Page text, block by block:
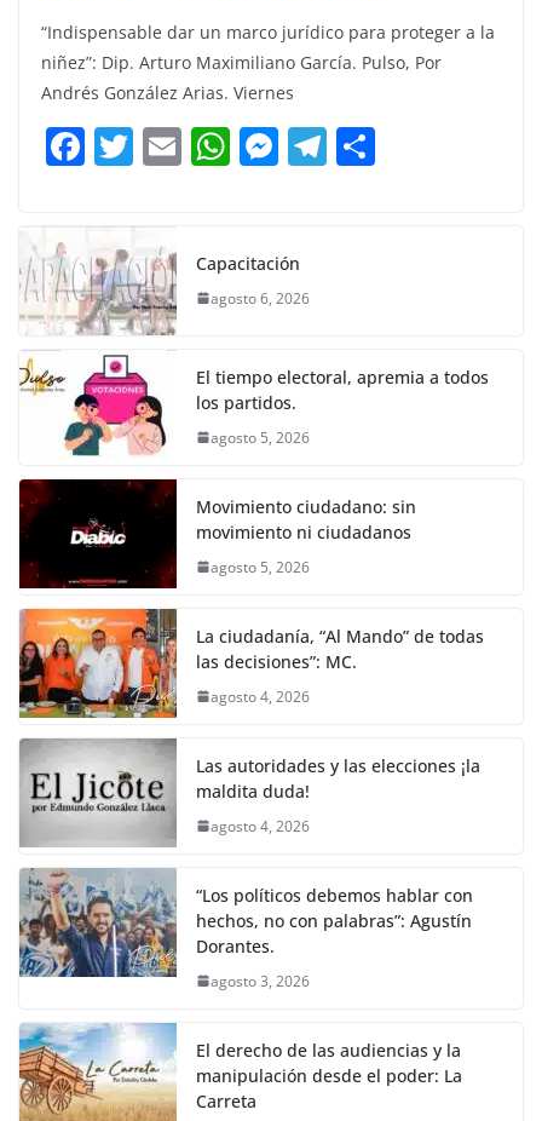
c
e
b
o
k
itt
er
ai
l
at
s
A
p
ss
e
n
g
e
a
m
m
“Indispensable dar un marco jurídico para proteger a la
niñez”: Dip. Arturo Maximiliano García. Pulso, Por
Andrés González Arias. Viernes
F
c
e
b
o
o
k
T
itt
er
E W
s
A
p
M
e
n
er
T
Capacitación
agosto 6, 2026
El tiempo electoral, apremia a todos
los partidos.
agosto 5, 2026
Movimiento ciudadano: sin
movimiento ni ciudadanos
agosto 5, 2026
La ciudadanía, “Al Mando” de todas
las decisiones”: MC.
agosto 4, 2026
Las autoridades y las elecciones ¡la
maldita duda!
agosto 4, 2026
“Los políticos debemos hablar con
hechos, no con palabras”: Agustín
Dorantes.
agosto 3, 2026
El derecho de las audiencias y la
manipulación desde el poder: La
Carreta